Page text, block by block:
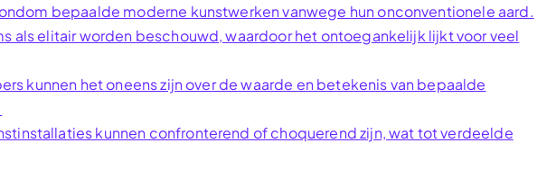
bepaalde moderne kunstwerken vanwege hun onconventionele aard.
als elitair worden beschouwd, waardoor het ontoegankelijk lijkt voor veel
kunnen het oneens zijn over de waarde en betekenis van bepaalde
kunnen confronterend of choquerend zijn, wat tot verdeelde